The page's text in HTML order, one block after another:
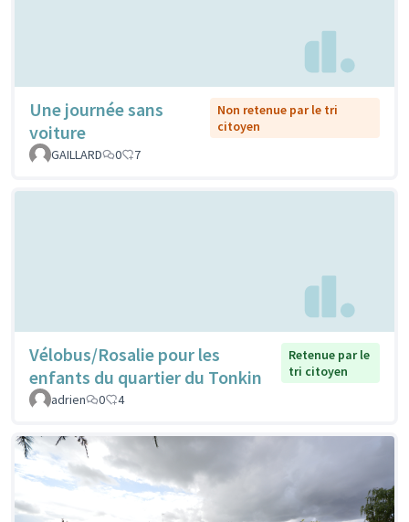
Une journée sans
voiture
Non retenue par le tri
citoyen
GAILLARD
0 7
Vélobus/Rosalie pour les
enfants du quartier du Tonkin
Retenue par le
tri citoyen
adrien
0 4